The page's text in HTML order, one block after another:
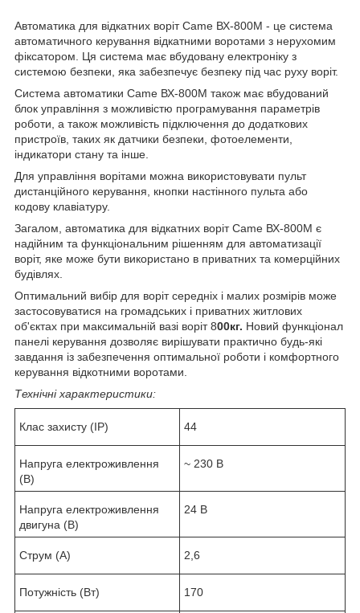
Автоматика для відкатних воріт Came ВХ-800М - це система
автоматичного керування відкатними воротами з нерухомим
фіксатором. Ця система має вбудовану електроніку з
системою безпеки, яка забезпечує безпеку під час руху воріт.
Система автоматики Came ВХ-800М також має вбудований
блок управління з можливістю програмування параметрів
роботи, а також можливість підключення до додаткових
пристроїв, таких як датчики безпеки, фотоелементи,
індикатори стану та інше.
Для управління ворітами можна використовувати пульт
дистанційного керування, кнопки настінного пульта або
кодову клавіатуру.
Загалом, автоматика для відкатних воріт Came ВХ-800М є
надійним та функціональним рішенням для автоматизації
воріт, яке може бути використано в приватних та комерційних
будівлях.
Оптимальний вибір для воріт середніх і малих розмірів може
застосовуватися на громадських і приватних житлових
об'єктах при максимальній вазі воріт 800кг. Новий функціонал
панелі керування дозволяє вирішувати практично будь-які
завдання із забезпечення оптимальної роботи і комфортного
керування відкотними воротами.
Технічні характеристики:
Клас захисту (IP) 44
Напруга електроживлення
(В)
~ 230 В
Напруга електроживлення
двигуна (В)
24 В
Струм (А) 2,6
Потужність (Вт) 170